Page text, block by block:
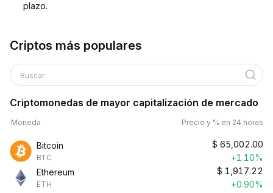
plazo.
Criptos más populares
Buscar
Criptomonedas de mayor capitalización de mercado
Moneda Precio y % en 24 horas
Bitcoin
BTC
$ 65,002.00
+1.10%
Ethereum
ETH
$ 1,917.22
+0.90%